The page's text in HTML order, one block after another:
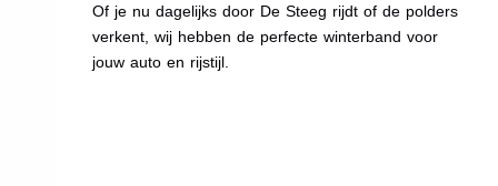
Of je nu dagelijks door De Steeg rijdt of de polders
verkent, wij hebben de perfecte winterband voor
jouw auto en rijstijl.